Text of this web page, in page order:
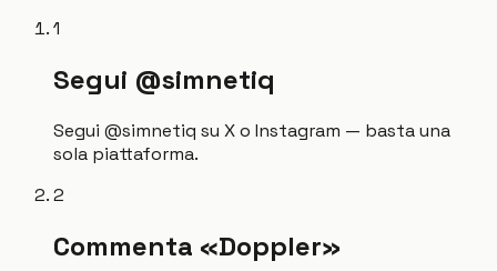
1
Segui @simnetiq
Segui @simnetiq su X o Instagram — basta una
sola piattaforma.
2
Commenta «Doppler»